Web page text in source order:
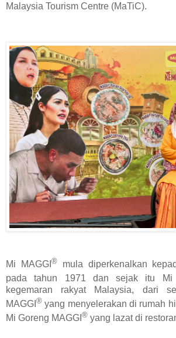
Malaysia Tourism Centre (MaTiC).
Mi MAGGI ®mula diperkenalkan
pada tahun 1971 dan sejak itu Mi
kegemaran rakyat Malaysia, dari
MAGGI ® yang menyelerakan di rumah
Mi Goreng MAGGI ® yang lazat di